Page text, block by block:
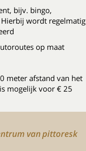
bijv. bingo,
wordt regelmatig
op maat
meter afstand van het
mogelijk voor € 25
van pittoresk